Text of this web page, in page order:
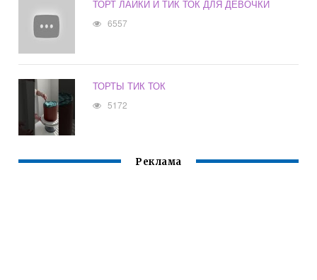
ТОРТ ЛАЙКИ И ТИК ТОК ДЛЯ ДЕВОЧКИ
6557
ТОРТЫ ТИК ТОК
5172
Реклама